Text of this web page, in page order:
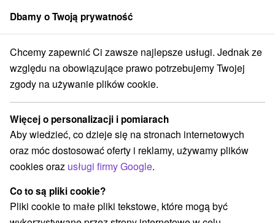
członek grupySorger
Žilinský kraj Podbiel Rezerwat zabytków Bobrova raľa
Rezerwat zabytków Bobrova raľa
Wyświetl stronę internetową Przejdź do
+421 43 538 10 31 info@podbiel.sk
Podbiel 027 42GPS:
N +49° 18' 24.86''
Dbamy o Twoją prywatność
Chcemy zapewnić Ci zawsze najlepsze usługi. Jednak ze
względu na obowiązujące prawo potrzebujemy Twojej
zgody na używanie plików cookie.
Więcej o personalizacji i pomiarach
Aby wiedzieć, co dzieje się na stronach internetowych
oraz móc dostosować oferty i reklamy, używamy plików
cookies oraz usługi firmy Google.
Co to są pliki cookie?
Pliki cookie to małe pliki tekstowe, które mogą być